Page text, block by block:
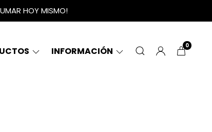
HOY MISMO!
INFORMACIÓN 0